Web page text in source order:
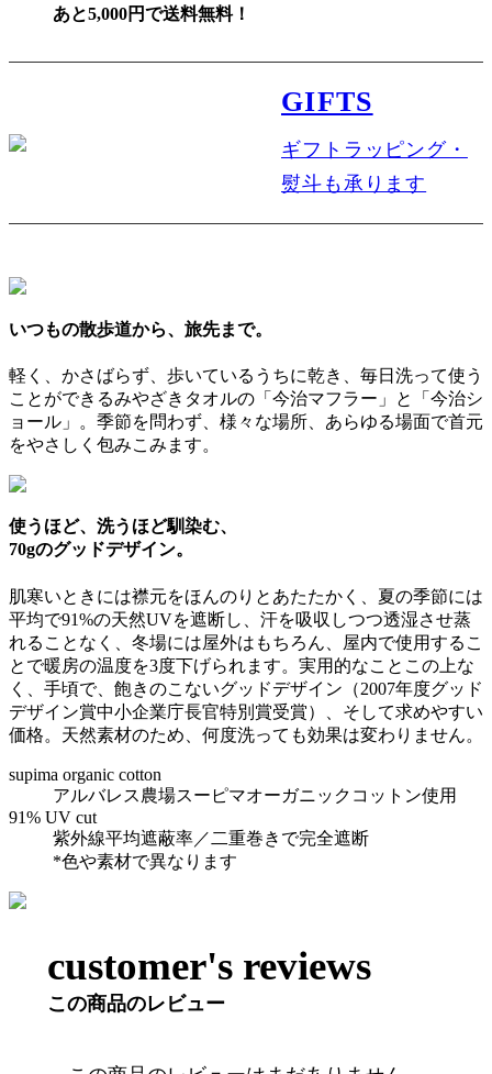
あと5,000円で送料無料！
GIFTS
ギフトラッピング・
熨斗も承ります
いつもの散歩道から、旅先まで。
軽く、かさばらず、歩いているうちに乾き、毎日洗って使う
ことができるみやざきタオルの「今治マフラー」と「今治シ
ョール」。季節を問わず、様々な場所、あらゆる場面で首元
をやさしく包みこみます。
使うほど、洗うほど馴染む、
70gのグッドデザイン。
肌寒いときには襟元をほんのりとあたたかく、夏の季節には
平均で91%の天然UVを遮断し、汗を吸収しつつ透湿させ蒸
れることなく、冬場には屋外はもちろん、屋内で使用するこ
とで暖房の温度を3度下げられます。実用的なことこの上な
く、手頃で、飽きのこないグッドデザイン（2007年度グッド
デザイン賞中小企業庁長官特別賞受賞）、そして求めやすい
価格。天然素材のため、何度洗っても効果は変わりません。
supima organic cotton
アルバレス農場スーピマオーガニックコットン使用
91% UV cut
紫外線平均遮蔽率／二重巻きで完全遮断
*色や素材で異なります
customer's reviews
この商品のレビュー